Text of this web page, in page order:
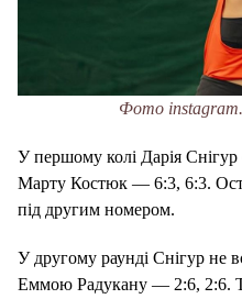
Фото
У першому колі Дарія Снігур
Марту Костюк — 6:3, 6:3.
під другим номером.
У другому раунді Снігур не
Еммою Радукану — 2:6, 2:6.